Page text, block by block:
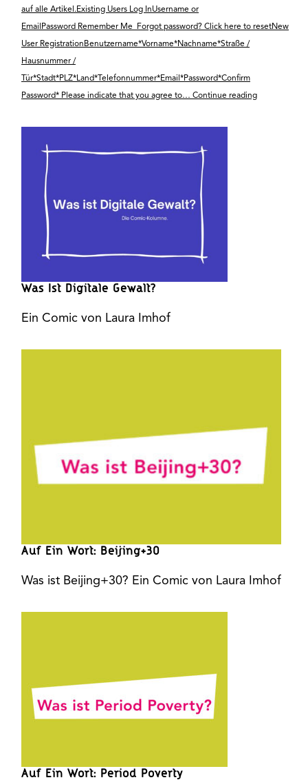
auf alle Artikel.Existing Users Log InUsername or
EmailPassword Remember Me Forgot password? Click here to resetNew
User RegistrationBenutzername*Vorname*Nachname*Straße /
Hausnummer /
Tür*Stadt*PLZ*Land*Telefonnummer*Email*Password*Confirm
Password* Please indicate that you agree to… Continue readingWas
Was Ist Digitale Gewalt?
Ein Comic von Laura Imhof
Auf Ein Wort: Beijing+30
Was ist Beijing+30? Ein Comic von Laura Imhof
Auf Ein Wort: Period Poverty